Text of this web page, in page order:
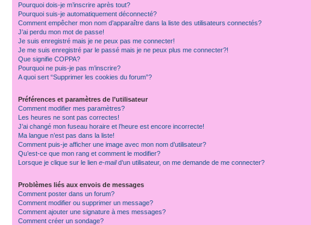
Pourquoi dois-je m’inscrire après tout?
Pourquoi suis-je automatiquement déconnecté?
Comment empêcher mon nom d’apparaître dans la liste des utilisateurs connectés?
J’ai perdu mon mot de passe!
Je suis enregistré mais je ne peux pas me connecter!
Je me suis enregistré par le passé mais je ne peux plus me connecter?!
Que signifie COPPA?
Pourquoi ne puis-je pas m’inscrire?
A quoi sert “Supprimer les cookies du forum”?
Préférences et paramètres de l’utilisateur
Comment modifier mes paramètres?
Les heures ne sont pas correctes!
J’ai changé mon fuseau horaire et l’heure est encore incorrecte!
Ma langue n’est pas dans la liste!
Comment puis-je afficher une image avec mon nom d’utilisateur?
Qu’est-ce que mon rang et comment le modifier?
Lorsque je clique sur le lien e-maild’un utilisateur, on me demande de me connecter?
Problèmes liés aux envois de messages
Comment poster dans un forum?
Comment modifier ou supprimer un message?
Comment ajouter une signature à mes messages?
Comment créer un sondage?